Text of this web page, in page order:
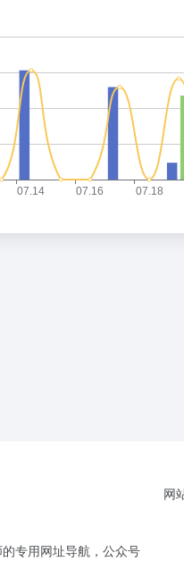
专用网址导航，公众号
网